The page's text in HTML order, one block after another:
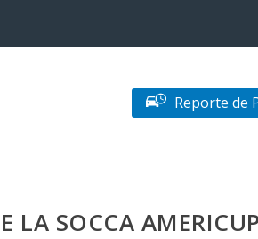
Reporte de
LA SOCCA